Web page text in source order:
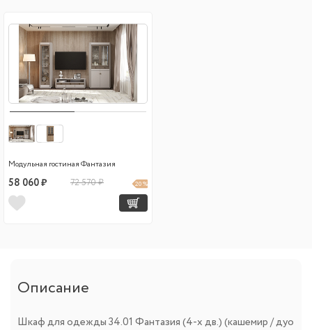
Модульная гостиная Фантазия
58 060 ₽ 72 570 ₽ 20 %
Описание
Шкаф для одежды 34.01 Фантазия (4-х дв.) (кашемир / дуо